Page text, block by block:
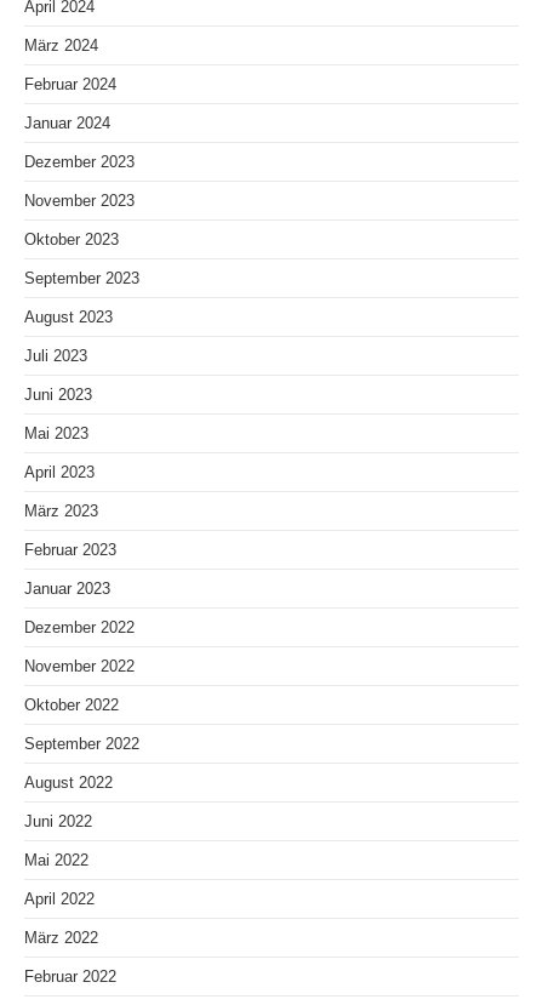
April 2024
März 2024
Februar 2024
Januar 2024
Dezember 2023
November 2023
Oktober 2023
September 2023
August 2023
Juli 2023
Juni 2023
Mai 2023
April 2023
März 2023
Februar 2023
Januar 2023
Dezember 2022
November 2022
Oktober 2022
September 2022
August 2022
Juni 2022
Mai 2022
April 2022
März 2022
Februar 2022